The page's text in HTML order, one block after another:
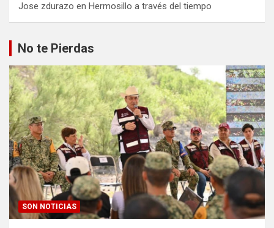
Jose zdurazo en Hermosillo a través del tiempo
No te Pierdas
SON NOTICIAS